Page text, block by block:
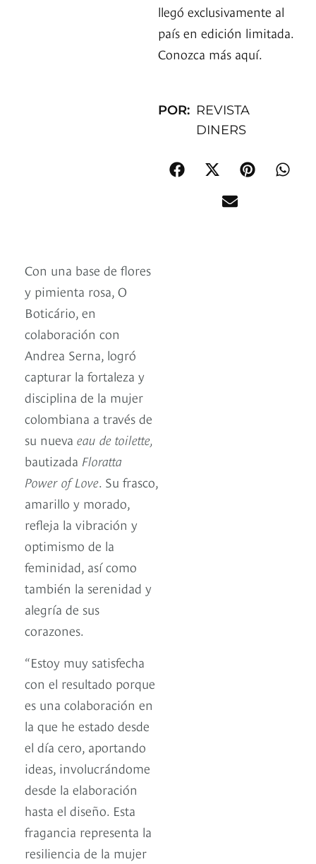
llegó exclusivamente al
país en edición limitada.
Conozca más aquí.
POR: REVISTA
DINERS
Con una base de flores
y pimienta rosa, O
Boticário, en
colaboración con
Andrea Serna, logró
capturar la fortaleza y
disciplina de la mujer
colombiana a través de
su nueva eau de toilette,
bautizada Floratta
Power of Love. Su frasco,
amarillo y morado,
refleja la vibración y
optimismo de la
feminidad, así como
también la serenidad y
alegría de sus
corazones.
“Estoy muy satisfecha
con el resultado porque
es una colaboración en
la que he estado desde
el día cero, aportando
ideas, involucrándome
desde la elaboración
hasta el diseño. Esta
fragancia representa la
resiliencia de la mujer